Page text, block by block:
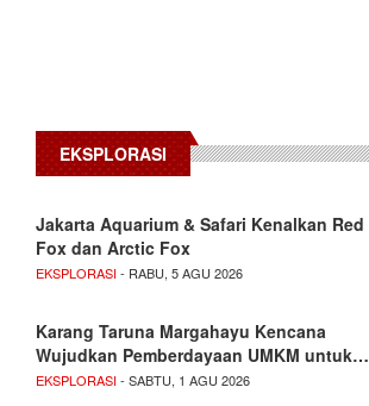
EKSPLORASI
Jakarta Aquarium & Safari Kenalkan Red
Fox dan Arctic Fox
EKSPLORASI- RABU, 5 AGU 2026
Karang Taruna Margahayu Kencana
Wujudkan Pemberdayaan UMKM untuk…
EKSPLORASI- SABTU, 1 AGU 2026